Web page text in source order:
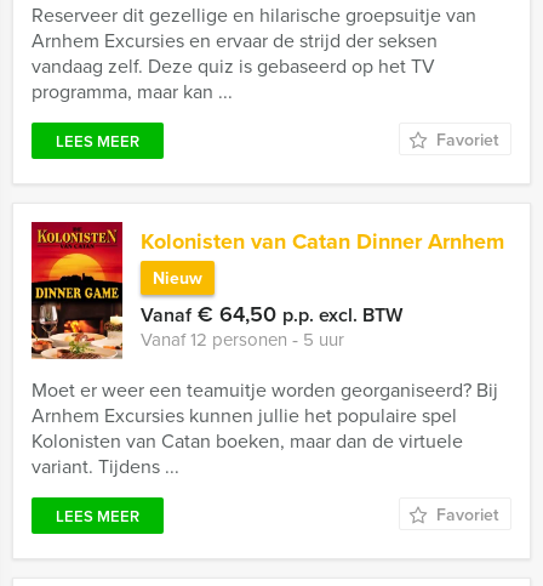
Reserveer dit gezellige en hilarische groepsuitje van
Arnhem Excursies en ervaar de strijd der seksen
vandaag zelf. Deze quiz is gebaseerd op het TV
programma, maar kan ...
LEES MEER Favoriet
Kolonisten van Catan Dinner Arnhem
Nieuw
Vanaf€ 64,50 p.p. excl. BTW
Vanaf 12 personen ‐ 5 uur
Moet er weer een teamuitje worden georganiseerd? Bij
Arnhem Excursies kunnen jullie het populaire spel
Kolonisten van Catan boeken, maar dan de virtuele
variant. Tijdens ...
LEES MEER Favoriet